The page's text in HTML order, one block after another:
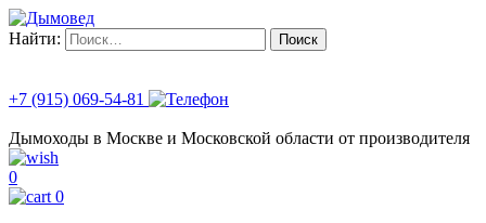
Найти:
+7 (915) 069-54-81
Дымоходы в Москве и Московской области от производителя
0
0